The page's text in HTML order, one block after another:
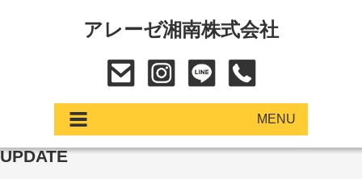
アレーゼ湘南株式会社
MENU
UPDATE